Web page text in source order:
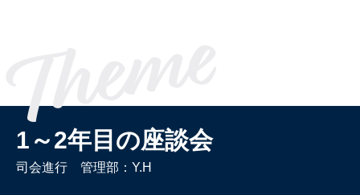
Theme
1～2年目の座談会
司会進行 管理部：Y.H